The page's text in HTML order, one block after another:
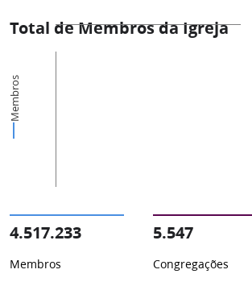
Total de Membros da Igreja
Membros
4.517.233
Membros
5.547
Congregações